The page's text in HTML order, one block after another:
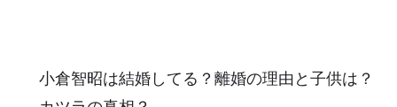
小倉智昭は結婚してる？離婚の理由と子供は？